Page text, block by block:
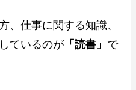
、仕事に関する知識、
ているのが 「読書」 で